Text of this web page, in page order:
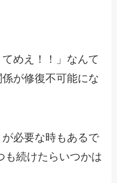
めえ！！」なんて
が修復不可能にな
必要な時もあるで
も続けたらいつかは